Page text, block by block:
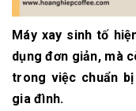
Máy xay sinh tố
dụng đơn giản, mà
trong việc chuẩn
gia đình.